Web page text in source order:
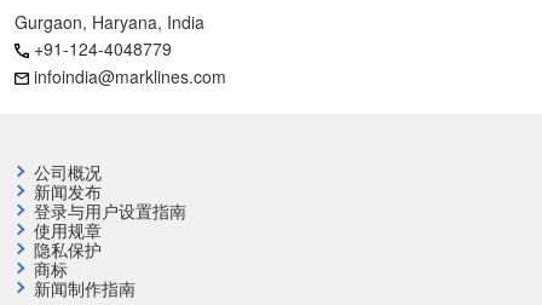
Gurgaon, Haryana, India
+91-124-4048779
infoindia@marklines.com
公司概况
新闻发布
登录与用户设置指南
使用规章
隐私保护
商标
新闻制作指南